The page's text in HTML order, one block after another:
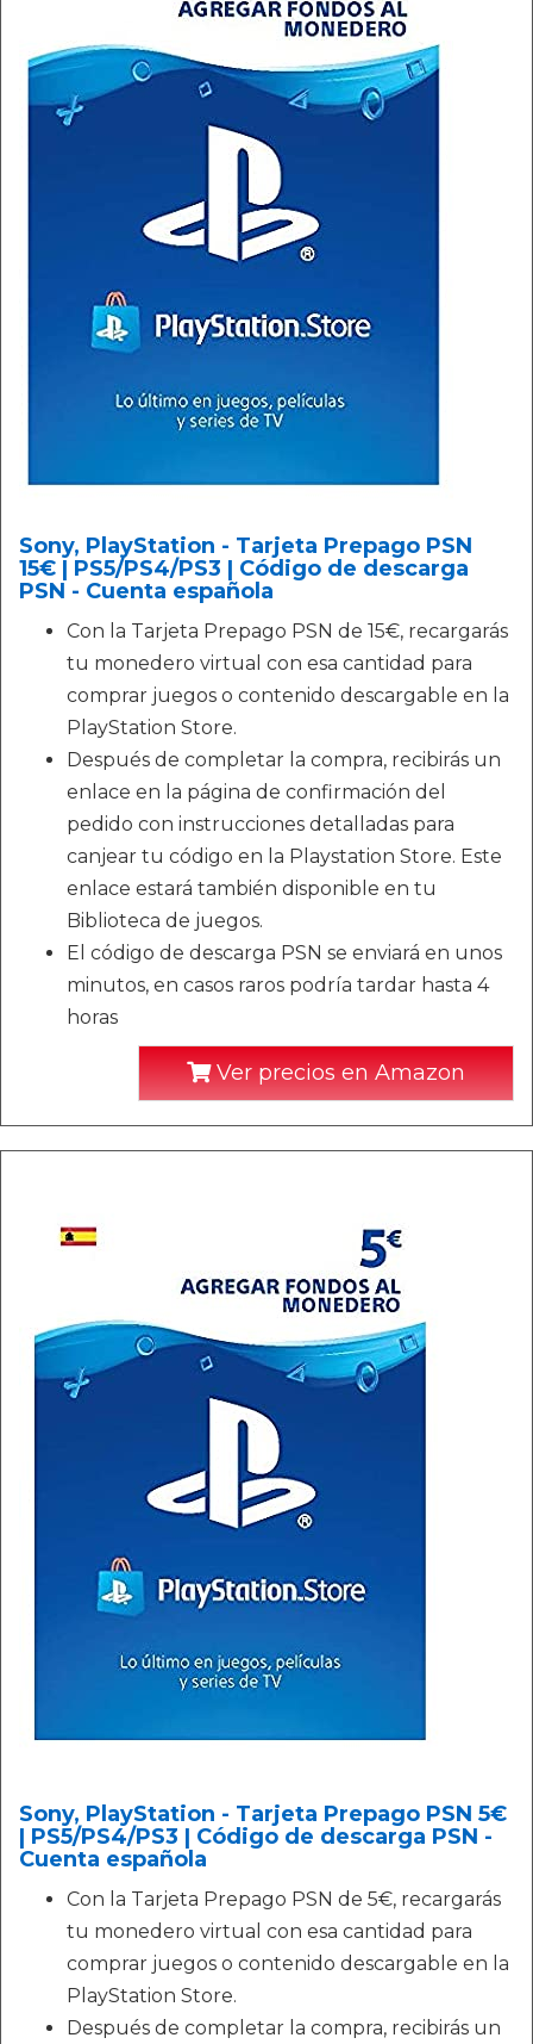
Sony, PlayStation - Tarjeta Prepago PSN
15€ | PS5/PS4/PS3 | Código de descarga
PSN - Cuenta española
Con la Tarjeta Prepago PSN de 15€, recargarás
tu monedero virtual con esa cantidad para
comprar juegos o contenido descargable en la
PlayStation Store.
Después de completar la compra, recibirás un
enlace en la página de confirmación del
pedido con instrucciones detalladas para
canjear tu código en la Playstation Store. Este
enlace estará también disponible en tu
Biblioteca de juegos.
El código de descarga PSN se enviará en unos
minutos, en casos raros podría tardar hasta 4
horas
Ver precios en Amazon
Sony, PlayStation - Tarjeta Prepago PSN 5€
| PS5/PS4/PS3 | Código de descarga PSN -
Cuenta española
Con la Tarjeta Prepago PSN de 5€, recargarás
tu monedero virtual con esa cantidad para
comprar juegos o contenido descargable en la
PlayStation Store.
Después de completar la compra, recibirás un